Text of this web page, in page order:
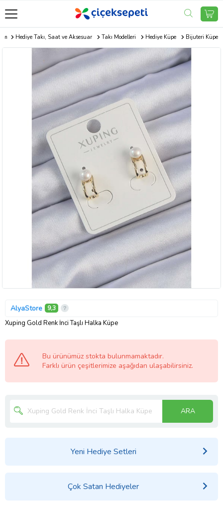
Hediye Takı, Saat ve Aksesuar Takı Modelleri Hediye Küpe Bijuteri Küpe
AlyaStore 9,3
Xuping Gold Renk İnci Taşlı Halka Küpe
Bu ürünümüz stokta bulunmamaktadır.
Farklı ürün çeşitlerimize aşağıdan ulaşabilirsiniz.
ARA
Yeni Hediye Setleri
Çok Satan Hediyeler